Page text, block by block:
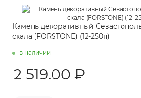
Камень декоративный
скала (FORSTONE) (12-250п)
в наличии
2 519.00 ₽